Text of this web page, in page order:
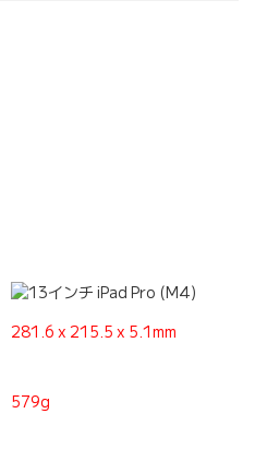
281.6 x 215.5 x 5.1mm
579g